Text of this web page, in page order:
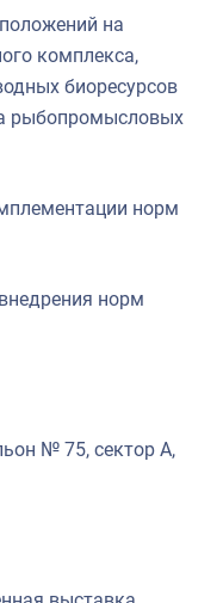
на
комплекса,
биоресурсов
рыбопромысловых
норм
норм
№ 75, сектор А,